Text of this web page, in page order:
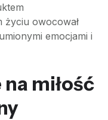
owocował
emocjami i
miłość